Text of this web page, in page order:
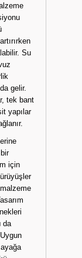
Su
gelir.
tek bant
yapılar
için
da